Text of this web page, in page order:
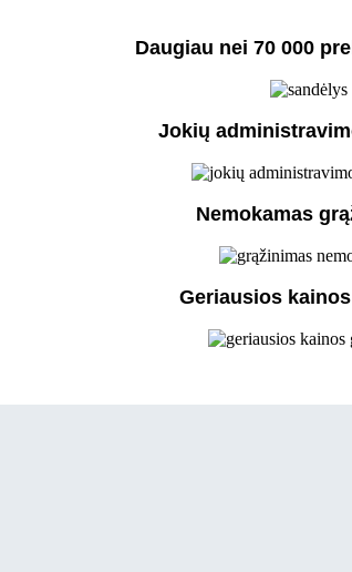
Daugiau nei 70 000
Jokių
Nemokamas
Geriausios